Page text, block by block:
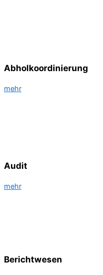
Abhol­koordinierung
mehr
Audit
mehr
Bericht­wesen